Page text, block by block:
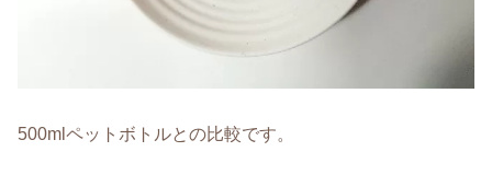
500mlペットボトルとの比較です。